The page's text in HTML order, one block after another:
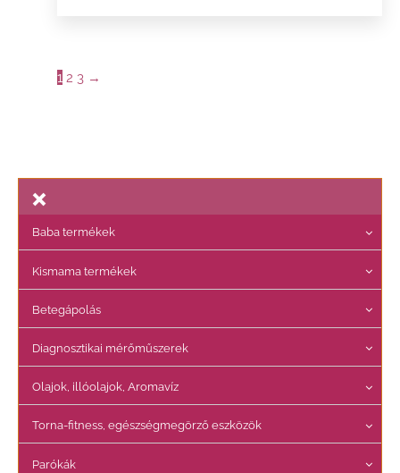
Baba termékek
Kismama termékek
Betegápolás
Diagnosztikai mérőműszerek
Olajok, illóolajok, Aromavíz
Torna-fitness, egészségmegörző eszközök
Parókák
1 2 3 →